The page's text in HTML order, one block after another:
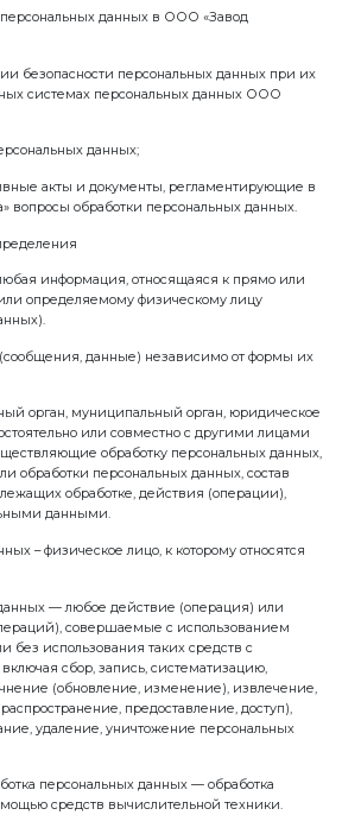
Российской
в информационных системах
от 18 февраля 2013 г. № 21
персональных данных
от 05 сентября 2013 г. №
по обезличиванию
данных (Страсбург, 28
Союза № 2002/58/ЕС «О
– Постановление
за обработкой персональных
от 24.02.2021 № 18 «Об
на обработку персональных
данных для
РФ от 21 марта 2012
мер, направленных на
Федеральным